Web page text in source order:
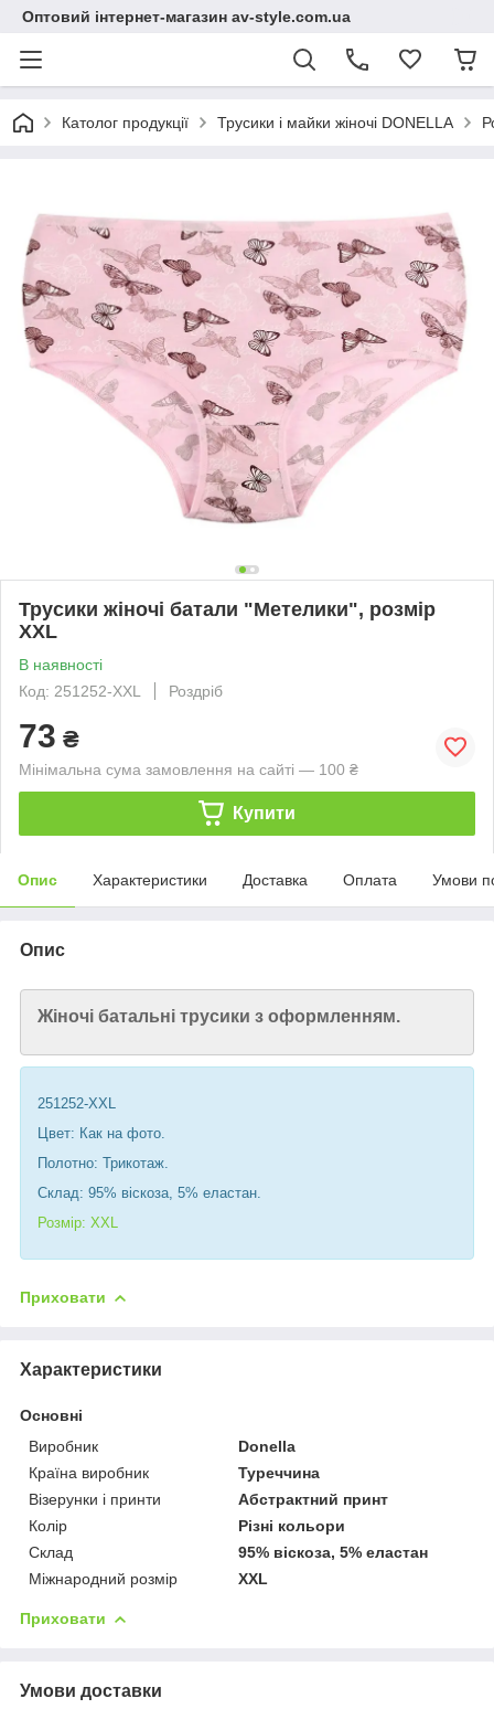
Оптовий інтернет-магазин av-style.com.ua
Католог продукції Трусики і майки жіночі DONELLA
Трусики жіночі батали "Метелики", розмір
XXL
В наявності
Код: 251252-XXL
Роздріб
73 ₴
Мінімальна сума замовлення на сайті — 100 ₴
Купити
Опис Характеристики Доставка Оплата Умови
Опис
Жіночі батальні трусики з оформленням.
251252-XXL
Цвет: Как на фото.
Полотно: Трикотаж.
Склад: 95% віскоза, 5% еластан.
Розмір: XXL
Приховати
Характеристики
Основні
Виробник
Donella
Країна виробник
Туреччина
Візерунки і принти
Абстрактний принт
Колір
Різні кольори
Склад
95% віскоза, 5% еластан
Міжнародний розмір
XXL
Приховати
Умови доставки